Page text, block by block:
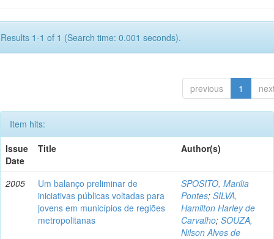
Results 1-1 of 1 (Search time: 0.001 seconds).
previous 1
Item hits:
Issue
Date
Title Author(s)
2005
Um balanço preliminar de
iniciativas públicas voltadas para
jovens em municípios de regiões
metropolitanas
SPOSITO, Marilia
Pontes; SILVA,
Hamilton Harley de
Carvalho; SOUZA,
Nilson Alves de